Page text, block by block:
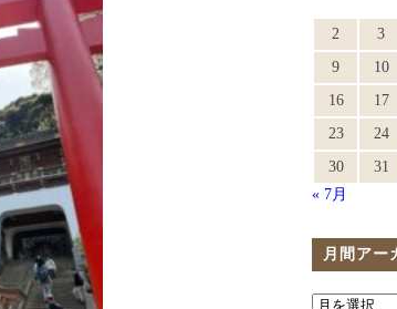
2
3
9
10
16
17
23
24
30
31
« 7月
月間アー